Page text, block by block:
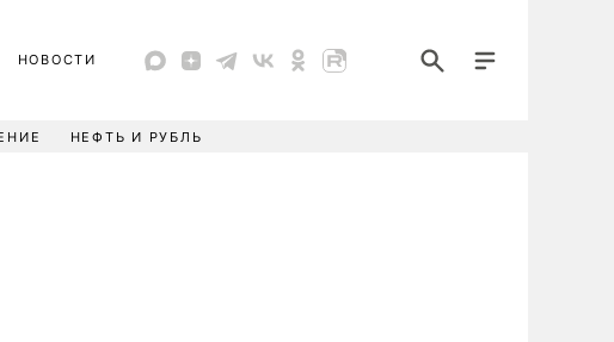
НОВОСТИ
НЕФТЬ И РУБЛЬ